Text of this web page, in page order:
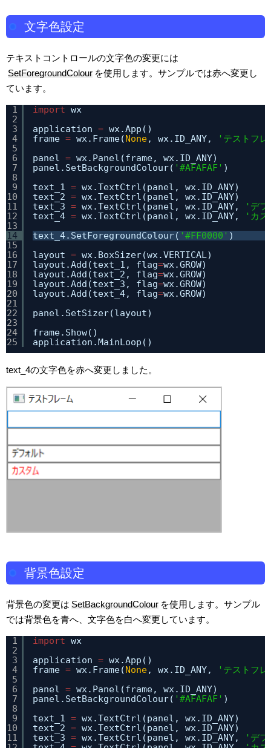
文字色設定
テキストコントロールの文字色の変更には
SetForegroundColour を使用します。サンプルでは赤へ変更し
ています。
1
2
3
4
5
6
7
8
9
10
11
12
13
14
15
16
17
18
19
20
21
22
23
24
25
import wx
application = wx.App()
frame = wx.Frame(None, wx.ID_ANY,
'テストフ
panel = wx.Panel(frame, wx.ID_ANY)
panel.SetBackgroundColour( '#AFAFAF' )
text_1 = wx.TextCtrl(panel, wx.ID_ANY)
text_2 = wx.TextCtrl(panel, wx.ID_ANY)
text_3 = wx.TextCtrl(panel, wx.ID_ANY,
'デ
text_4 = wx.TextCtrl(panel, wx.ID_ANY,
'カ
text_4.SetForegroundColour( '#FF0000' )
layout = wx.BoxSizer(wx.VERTICAL)
layout.Add(text_1, flag=wx.GROW)
layout.Add(text_2, flag=wx.GROW)
layout.Add(text_3, flag=wx.GROW)
layout.Add(text_4, flag=wx.GROW)
panel.SetSizer(layout)
frame.Show()
application.MainLoop()
text_4の文字色を赤へ変更しました。
背景色設定
背景色の変更は SetBackgroundColour を使用します。サンプル
では背景色を青へ、文字色を白へ変更しています。
1
2
3
4
5
6
7
8
9
10
11
import wx
application = wx.App()
frame = wx.Frame(None, wx.ID_ANY,
'テストフ
panel = wx.Panel(frame, wx.ID_ANY)
panel.SetBackgroundColour( '#AFAFAF' )
text_1 = wx.TextCtrl(panel, wx.ID_ANY)
text_2 = wx.TextCtrl(panel, wx.ID_ANY)
text_3 = wx.TextCtrl(panel, wx.ID_ANY,
'デ